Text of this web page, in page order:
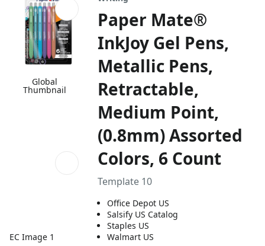
Global
Thumbnail
EC Image 1
Paper Mate®
InkJoy Gel Pens,
Metallic Pens,
Retractable,
Medium Point,
(0.8mm) Assorted
Colors, 6 Count
Template 10
Office Depot US
Salsify US Catalog
Staples US
Walmart US